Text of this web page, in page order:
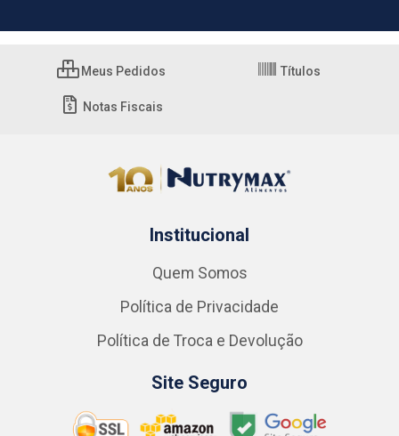
Meus Pedidos Títulos
Notas Fiscais
Institucional
Quem Somos
Política de Privacidade
Política de Troca e Devolução
Site Seguro